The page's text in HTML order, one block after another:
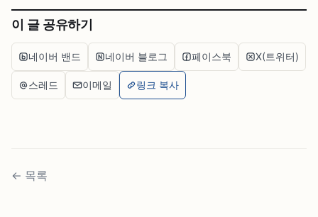
이 글 공유하기
네이버 밴드 네이버 블로그 페이스북 X(트위터)
스레드 이메일 링크 복사
← 목록